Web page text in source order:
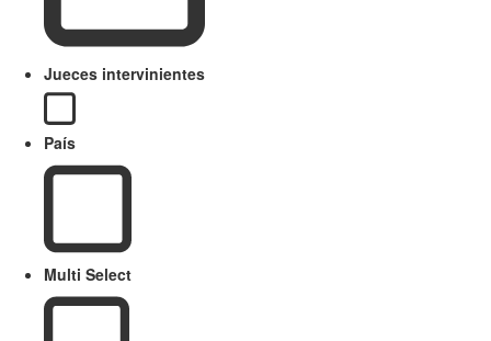
Jueces intervinientes
País
Multi Select